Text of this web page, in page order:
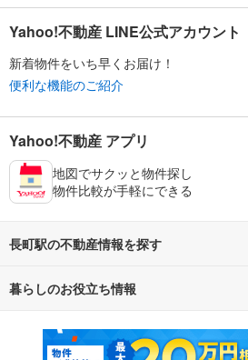
Yahoo!不動産 LINE公式アカウント
新着物件をいち早くお届け！
便利な機能のご紹介
Yahoo!不動産 アプリ
地図でサクッと物件探し
物件比較が手軽にできる
長町駅の不動産情報を探す
不動産・住宅
新築マンション 中古
暮らしのお役立ち情報
マンションカタログ 教え